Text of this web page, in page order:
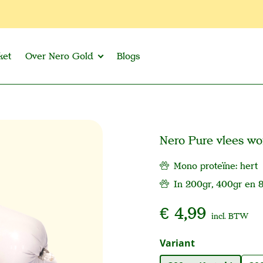
Over Nero Gold Blogs
Nero Pure vlees
Mono proteïne: hert
In 200gr, 400gr en
€ 4,99 incl. BTW
Selecteer
Variant